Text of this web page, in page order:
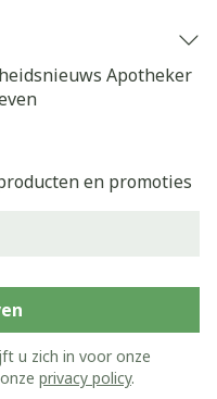
Apotheker
en promoties
u zich in voor onze
privacy policy.